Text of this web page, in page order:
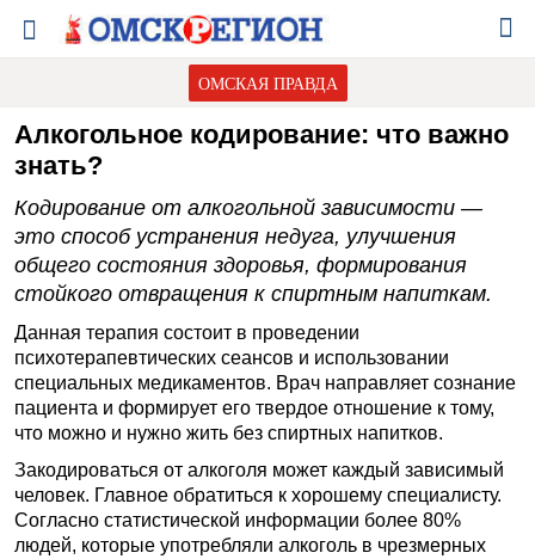
ОМСКАЯ ПРАВДА
Алкогольное кодирование: что важно
знать?
Кодирование от алкогольной зависимости —
это способ устранения недуга, улучшения
общего состояния здоровья, формирования
стойкого отвращения к спиртным напиткам.
Данная терапия состоит в проведении
психотерапевтических сеансов и использовании
специальных медикаментов. Врач направляет сознание
пациента и формирует его твердое отношение к тому,
что можно и нужно жить без спиртных напитков.
Закодироваться от алкоголя может каждый зависимый
человек. Главное обратиться к хорошему специалисту.
Согласно статистической информации более 80%
людей, которые употребляли алкоголь в чрезмерных